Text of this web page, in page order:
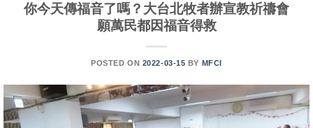
你今天傳福音了嗎？大台北牧者辦宣教祈禱會
願萬民都因福音得救
POSTED ON 2022-03-15 BY MFCI